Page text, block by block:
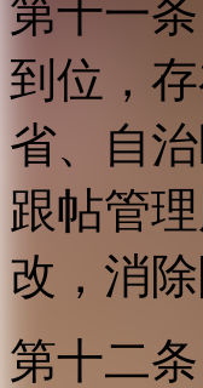
第十一
到位，
省、自
跟帖管
改，消除
第十二